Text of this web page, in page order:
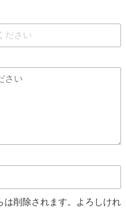
は削除されます。よろしけれ